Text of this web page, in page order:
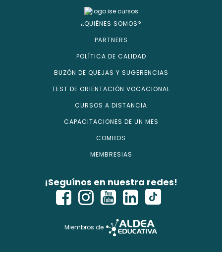
¿QUIÉNES SOMOS?
PARTNERS
POLÍTICA DE CALIDAD
BUZÓN DE QUEJAS Y SUGERENCIAS
TEST DE ORIENTACIÓN VOCACIONAL
CURSOS A DISTANCIA
CAPACITACIONES DE UN MES
COMBOS
MEMBRESIAS
¡Seguínos en nuestra redes!
Miembros de